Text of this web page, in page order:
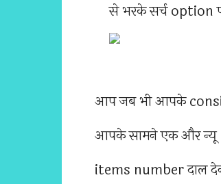
से भरके सर्च option
आप जब भी आपके
आपके सामने एक और
items number दाल